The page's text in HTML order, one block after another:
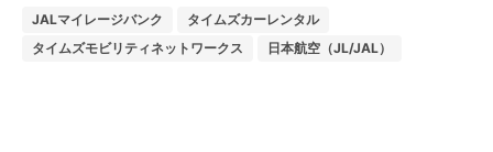
JALマイレージバンク
タイムズカーレンタル
タイムズモビリティネットワークス
日本航空（JL/JAL）